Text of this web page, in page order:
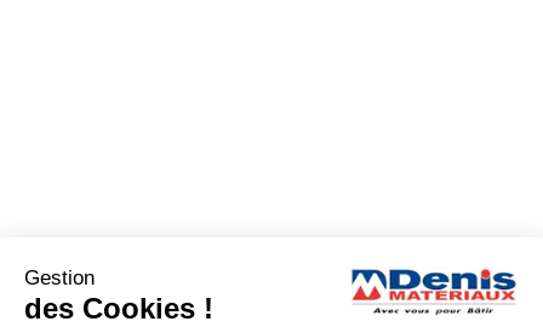
Gestion
des Cookies !